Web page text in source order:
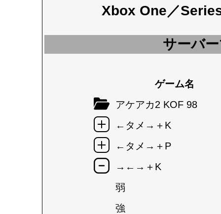
Xbox One／
サーバ
ゲーム名
アケアカ2 KOF 98
←タメ→＋K
←タメ→＋P
→←→＋K
弱
強